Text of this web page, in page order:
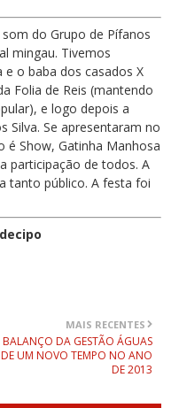
do Grupo de Pífanos
mingau. Tivemos
o baba dos casados X
Folia de Reis (mantendo
e logo depois a
Silva. Se apresentaram no
é Show, Gatinha Manhosa
participação de todos. A
tanto público. A festa foi
MAIS RECENTES
BALANÇO DA GESTÃO ÁGUAS
DE UM NOVO TEMPO NO ANO
DE 2013